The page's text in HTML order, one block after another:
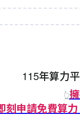
115年算力
👆
刻申請免費算